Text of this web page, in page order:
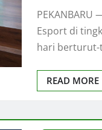
Esport di
hari berturut-
READ MORE